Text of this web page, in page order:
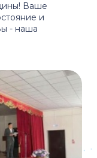
Ваше
и
- наша